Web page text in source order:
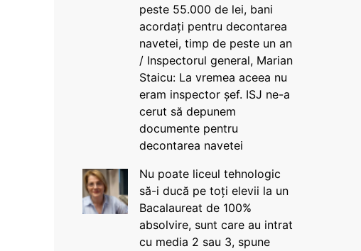
peste 55.000 de lei, bani
acordați pentru decontarea
navetei, timp de peste un an
/ Inspectorul general, Marian
Staicu: La vremea aceea nu
eram inspector șef. ISJ ne-a
cerut să depunem
documente pentru
decontarea navetei
Nu poate liceul tehnologic
să-i ducă pe toți elevii la un
Bacalaureat de 100%
absolvire, sunt care au intrat
cu media 2 sau 3, spune